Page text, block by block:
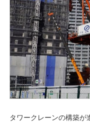
タワークレーンの構築が